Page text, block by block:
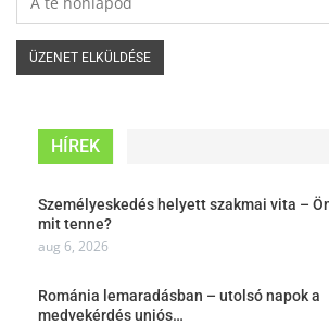
HÍREK
Személyeskedés helyett szakmai vita –
mit tenne?
aug 6, 2026
Románia lemaradásban – utolsó napok a
medvekérdés uniós…